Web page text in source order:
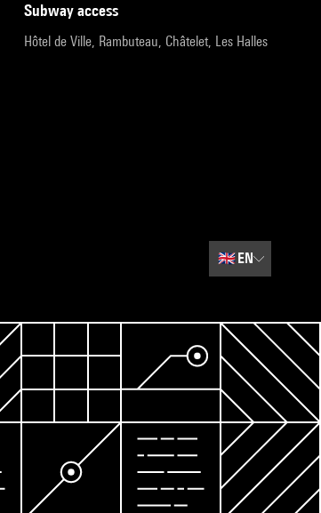
subway access
Hôtel de Ville, Rambuteau, Châtelet, Les Halles
🇬🇧EN